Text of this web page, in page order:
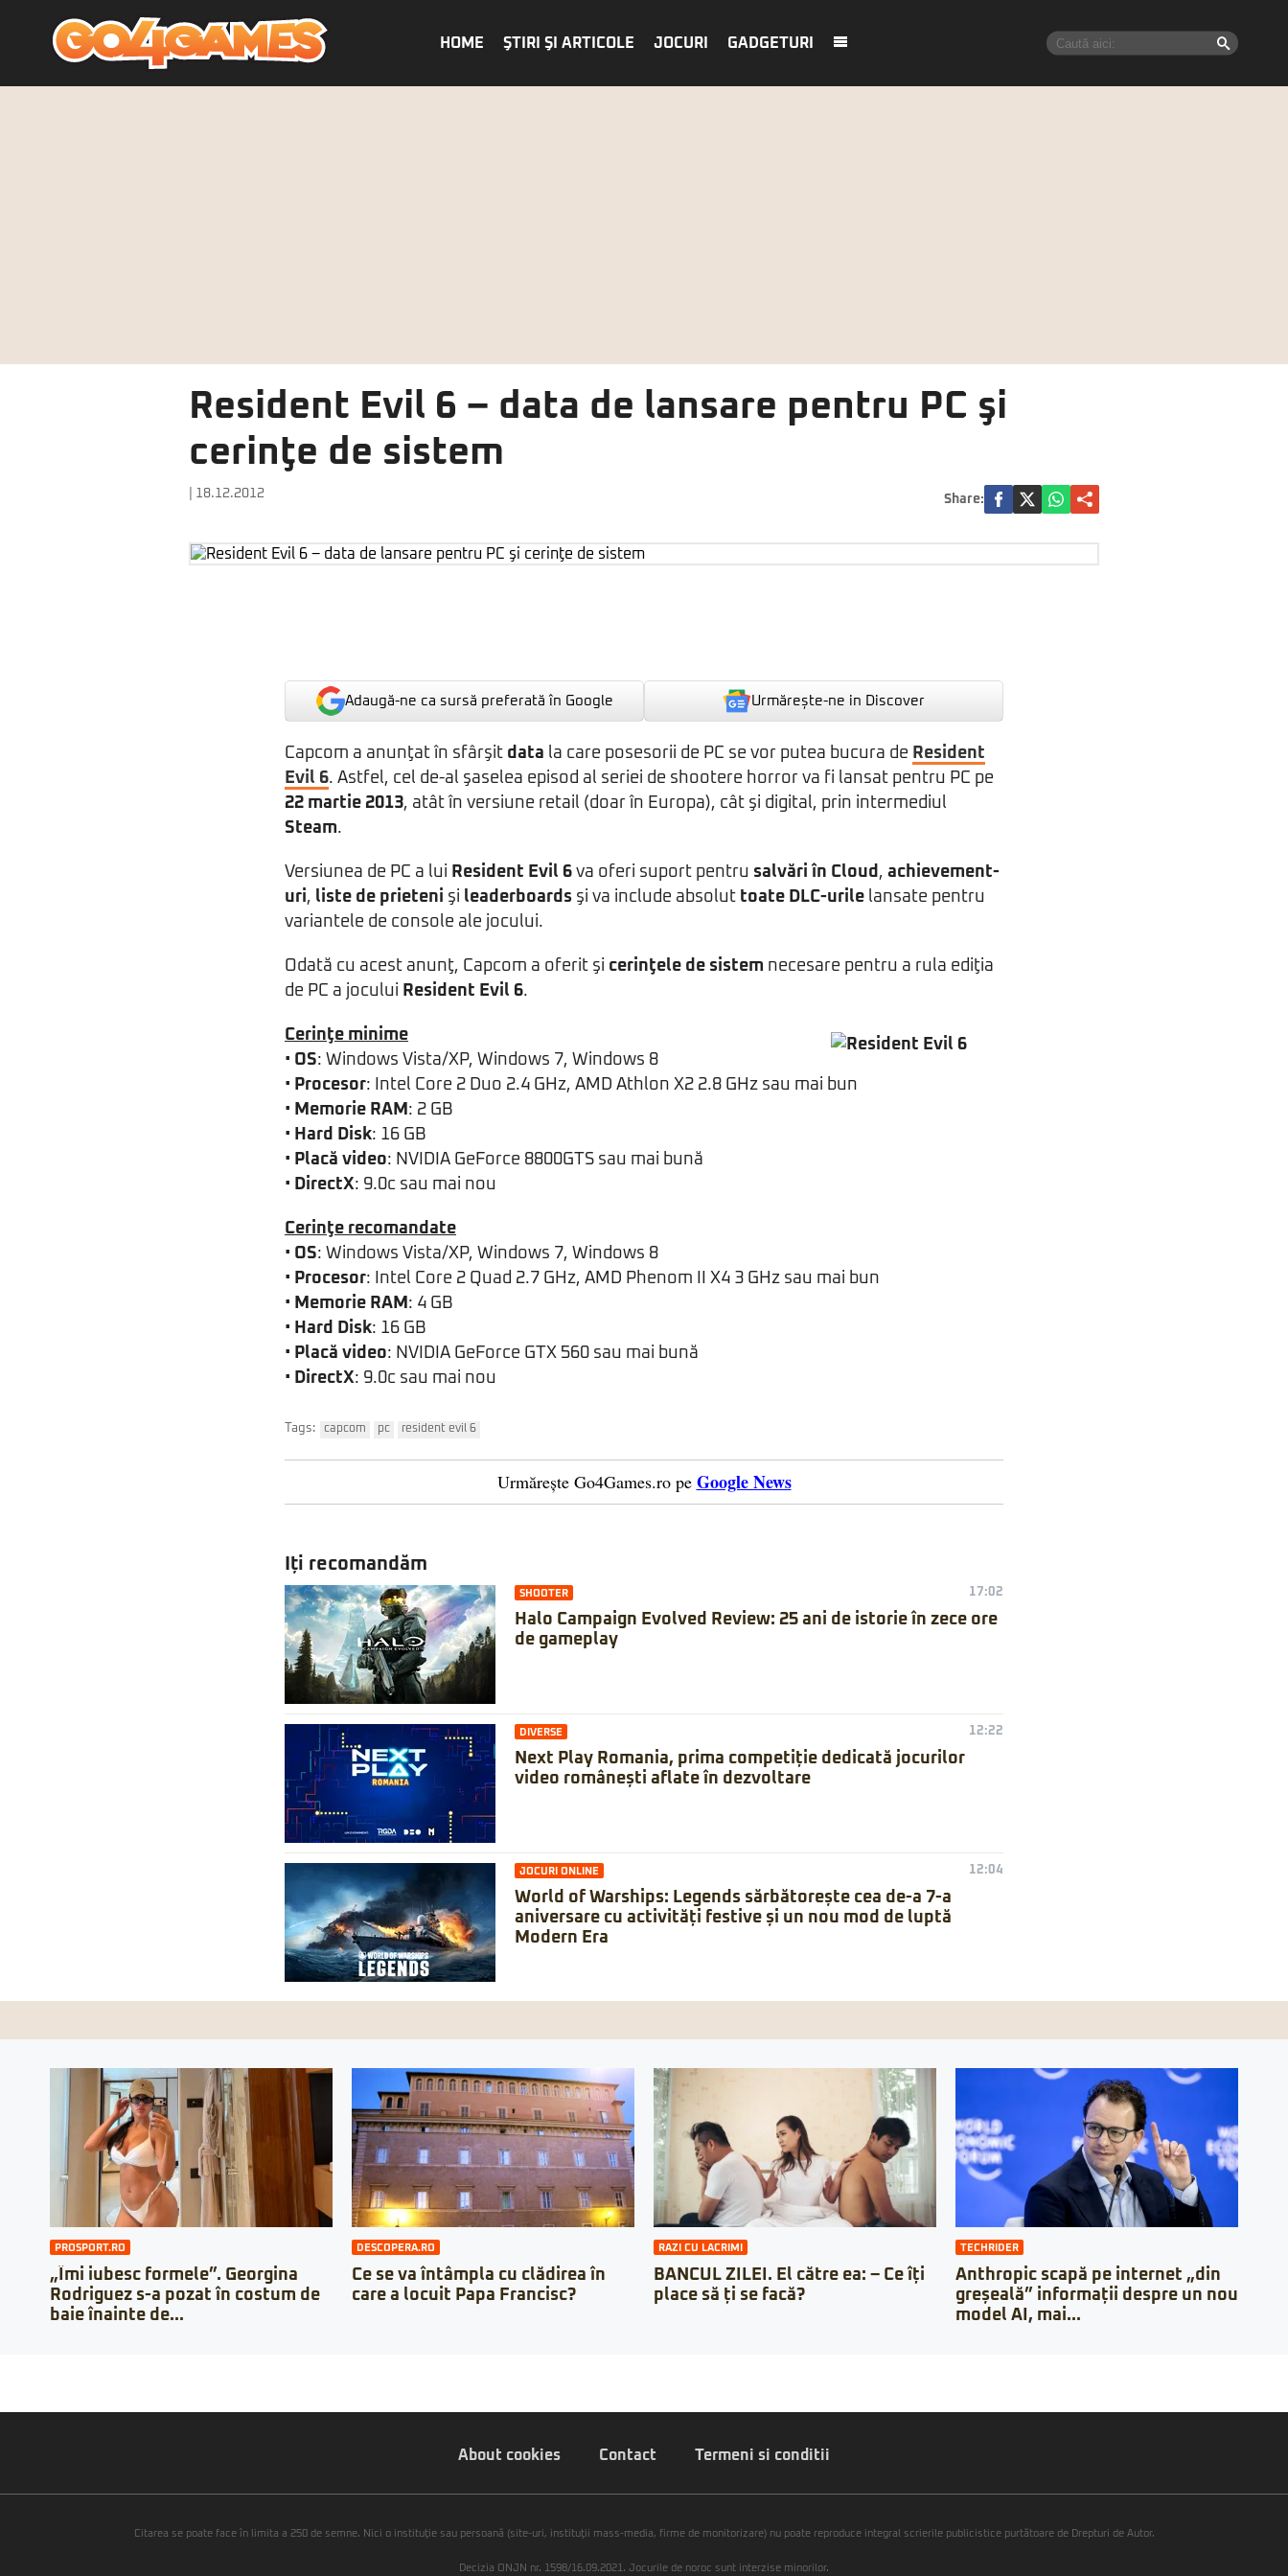
HOME ŞTIRI ŞI ARTICOLE JOCURI GADGETURI
Resident Evil 6 – data de lansare pentru PC şi
cerinţe de sistem
| 18.12.2012 Share:
Adaugă-ne ca sursă preferată în Google Urmărește-ne in Discover
Capcom a anunţat în sfârşit data la care posesorii de PC se vor putea bucura de Resident
Evil 6. Astfel, cel de-al şaselea episod al seriei de shootere horror va fi lansat pentru PC pe
22 martie 2013, atât în versiune retail (doar în Europa), cât şi digital, prin intermediul
Steam.
Versiunea de PC a lui Resident Evil 6 va oferi suport pentru salvări în Cloud , achievement-
uri, liste de prieteni şi leaderboards şi va include absolut toate DLC-urile lansate pentru
variantele de console ale jocului.
Odată cu acest anunţ, Capcom a oferit şi cerinţele de sistem necesare pentru a rula ediţia
de PC a jocului Resident Evil 6.
Cerinţe minime
• OS: Windows Vista/XP, Windows 7, Windows 8
• Procesor: Intel Core 2 Duo 2.4 GHz, AMD Athlon X2 2.8 GHz sau mai bun
• Memorie RAM : 2 GB
• Hard Disk: 16 GB
• Placă video: NVIDIA GeForce 8800GTS sau mai bună
• DirectX: 9.0c sau mai nou
Cerinţe recomandate
• OS: Windows Vista/XP, Windows 7, Windows 8
• Procesor: Intel Core 2 Quad 2.7 GHz, AMD Phenom II X4 3 GHz sau mai bun
• Memorie RAM : 4 GB
• Hard Disk: 16 GB
• Placă video: NVIDIA GeForce GTX 560 sau mai bună
• DirectX: 9.0c sau mai nou
Tags: capcom pc resident evil 6
Urmărește Go4Games.ro pe Google News
Iți recomandăm
SHOOTER 17:02
Halo Campaign Evolved Review: 25 ani de istorie în zece ore
de gameplay
DIVERSE 12:22
Next Play Romania, prima competiție dedicată jocurilor
video românești aflate în dezvoltare
JOCURI ONLINE 12:04
World of Warships: Legends sărbătorește cea de-a 7-a
aniversare cu activități festive și un nou mod de luptă
Modern Era
PROSPORT.RO
„Îmi iubesc formele”. Georgina
Rodriguez s-a pozat în costum de
baie înainte de...
DESCOPERA.RO
Ce se va întâmpla cu clădirea în
care a locuit Papa Francisc?
RAZI CU LACRIMI
BANCUL ZILEI. El către ea: – Ce îți
place să ți se facă?
TECHRIDER
Anthropic scapă pe internet „din
greșeală” informații despre un nou
model AI, mai...
About cookies Contact Termeni si conditii
Citarea se poate face în limita a 250 de semne. Nici o instituţie sau persoană (site-uri, instituţii mass-media, firme de monitorizare) nu poate reproduce integral scrierile publicistice purtătoare de Drepturi de Autor.
Decizia ONJN nr. 1598/16.09.2021. Jocurile de noroc sunt interzise minorilor.